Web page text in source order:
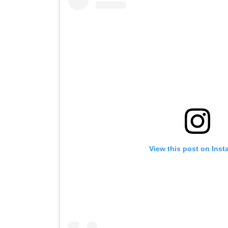
View this post on